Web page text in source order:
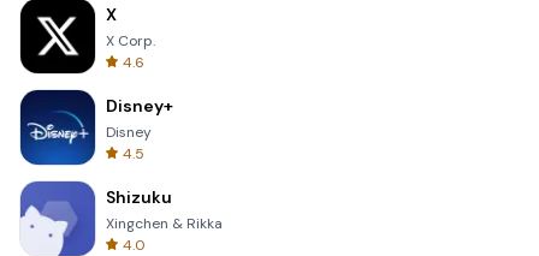
X
X Corp.
4.6
Disney+
Disney
4.5
Shizuku
Xingchen & Rikka
4.0